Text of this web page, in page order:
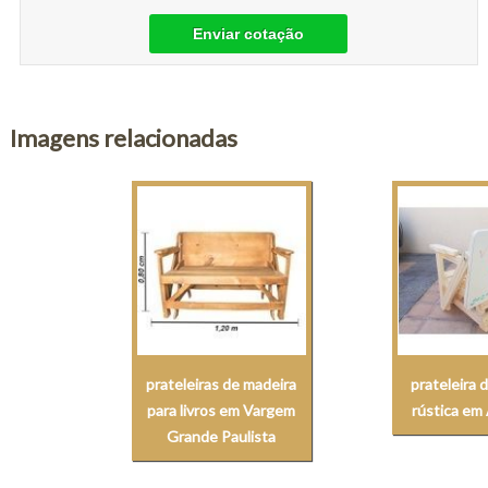
Enviar cotação
Imagens relacionadas
prateleiras de madeira
para livros em Vargem
Grande Paulista
prateleira
rústica em